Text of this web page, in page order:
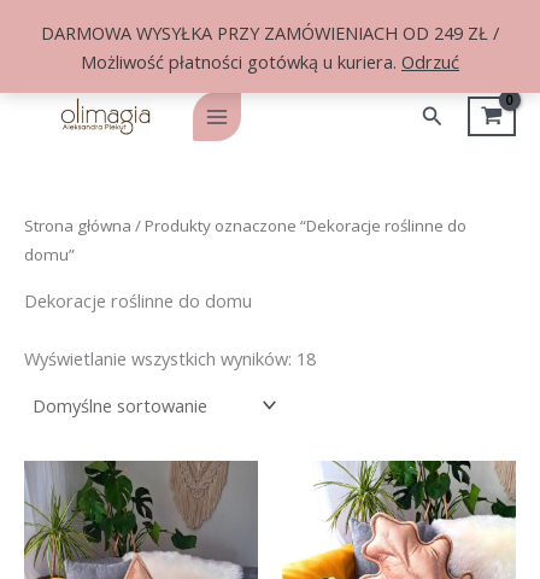
DARMOWA WYSYŁKA PRZY ZAMÓWIENIACH OD 249 ZŁ /
Możliwość płatności gotówką u kuriera. Odrzuć
Main
Szukaj
Strona główna / Produkty oznaczone “Dekoracje roślinne do
domu”
Dekoracje roślinne do domu
Wyświetlanie wszystkich wyników: 18